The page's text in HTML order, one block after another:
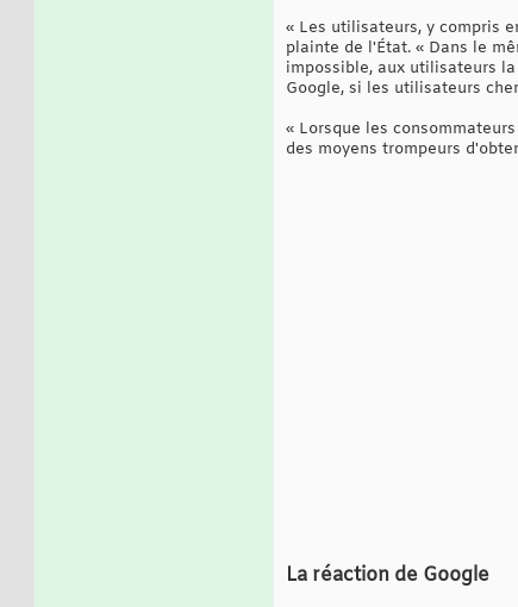
« Les utilisateurs, y compris
plainte de l'État. « Dans le
impossible, aux utilisateurs
Google, si les utilisateurs
« Lorsque les
des moyens trompeurs
La réaction de Google